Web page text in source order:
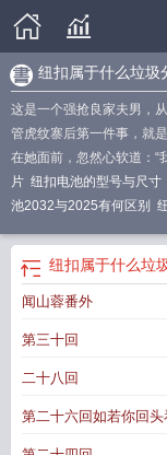
纽扣属于什么垃圾
这是一个强抢良家夫男，
管虎纹寨后第一件事，就
在她面前，忽然心软道：“
片 纽扣电池的型号与尺寸
池2032与2025有何区别
扣助手破解版
纽扣助手
分类
扣区别纽扣英语怎么读
池纽扣打一个数字
理咨询官网
池电压纽扣在左边还是
法纽扣电池能用多久 纽
纽扣属于什么垃
闻山蓉番外
第三十回
二十八回
第二十六回如若你回头
不在你心